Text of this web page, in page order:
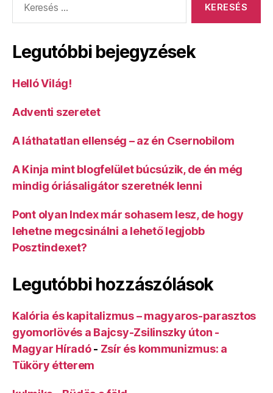
Legutóbbi bejegyzések
Helló Világ!
Adventi szeretet
A láthatatlan ellenség – az én Csernobilom
A Kinja mint blogfelület búcsúzik, de én még
mindig óriásaligátor szeretnék lenni
Pont olyan Index már sohasem lesz, de hogy
lehetne megcsinálni a lehető legjobb
Posztindexet?
Legutóbbi hozzászólások
Kalória és kapitalizmus – magyaros-parasztos
gyomorlövés a Bajcsy-Zsilinszky úton -
Magyar Híradó- Zsír és kommunizmus: a
Tüköry étterem